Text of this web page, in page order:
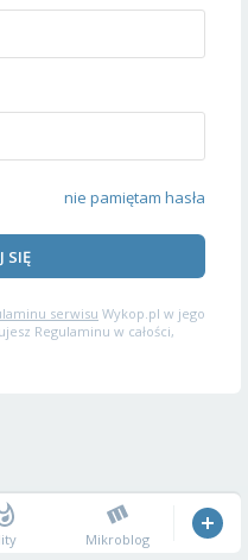
nie pamiętam hasła
SIĘ
serwisu Wykop.pl w jego
Regulaminu w całości,
Mikroblog